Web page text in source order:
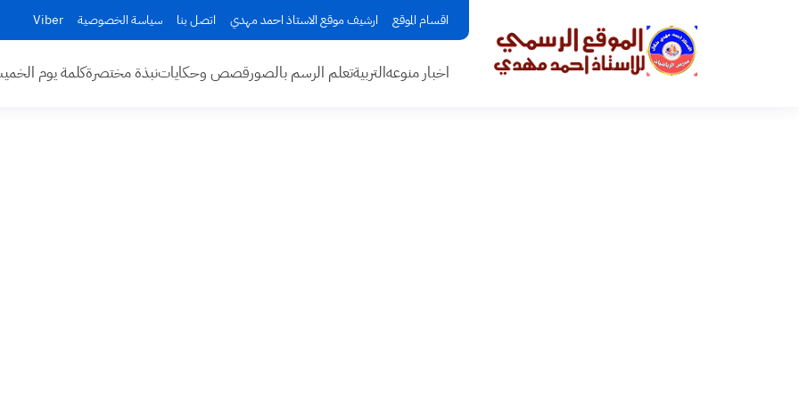
اقسام الموقع ارشيف موقع الاستاذ احمد مهدي اتصل بنا سياسة الخصوصية Viber
اخبار منوعهالتربيةتعلم الرسم بالصورقصص وحكاياتنبذة مختصرةكلمة يوم